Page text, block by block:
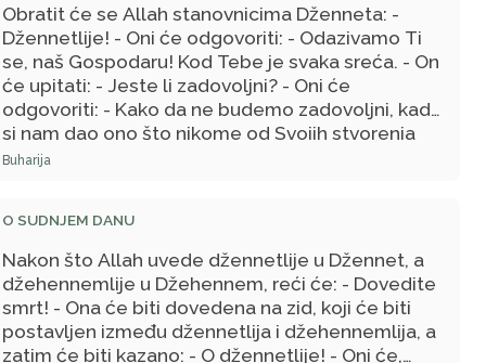
Obratit će se Allah stanovnicima Dženneta: -
Džennetlije! - Oni će odgovoriti: - Odazivamo Ti
se, naš Gospodaru! Kod Tebe je svaka sreća. - On
će upitati: - Jeste li zadovoljni? - Oni će
odgovoriti: - Kako da ne budemo zadovoljni, kada
si nam dao ono što nikome od Svojih stvorenja
nisi dao. - On će reći: - Ja ću vam dati nešto bolje
reći: - Na vas ću spustiti Svoje
zadovoljstvo/ridvan i nakon toga se nikad više na
vas neću rasrditi.
Buharija
O SUDNJEM DANU
Nakon što Allah uvede džennetlije u Džennet, a
džehennemlije u Džehennem, reći će: - Dovedite
smrt! - Ona će biti dovedena na zid, koji će biti
postavljen između džennetlija i džehennemlija, a
zatim će biti kazano: - O džennetlije! - Oni će,